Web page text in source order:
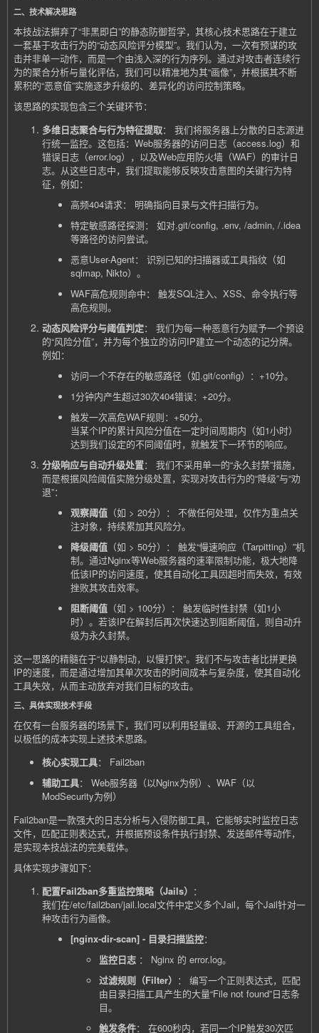
二、技术解决思路
本技战法摒弃了“非黑即白”的静态防御哲学，其核心技术思路在于建立
一套基于攻击行为的“动态风险评分模型”。我们认为，一次有预谋的攻
击并非单一动作，而是一个由浅入深的行为序列。通过对攻击者连续行
为的聚合分析与量化评估，我们可以精准地为其“画像”，并根据其不断
累积的“恶意值”实施逐步升级的、差异化的访问控制策略。
该思路的实现包含三个关键环节：
多维日志聚合与行为特征提取： 我们将服务器上分散的日志源进
行统一监控。这包括：Web服务器的访问日志（access.log）和
错误日志（error.log），以及Web应用防火墙（WAF）的审计日
志。从这些日志中，我们提取能够反映攻击意图的关键行为特
征，例如：
高频404请求： 明确指向目录与文件扫描行为。
特定敏感路径探测： 如对.git/config, .env, /admin, /.idea
等路径的访问尝试。
恶意User-Agent： 识别已知的扫描器或工具指纹（如
sqlmap, Nikto）。
WAF高危规则命中： 触发SQL注入、XSS、命令执行等
高危规则。
动态风险评分与阈值判定： 我们为每一种恶意行为赋予一个预设
的“风险分值”，并为每个独立的访问IP建立一个动态的记分牌。
例如：
访问一个不存在的敏感路径（如.git/config）：+10分。
1分钟内产生超过30次404错误：+20分。
触发一次高危WAF规则：+50分。
当某个IP的累计风险分值在一定时间周期内（如1小时）
达到我们设定的不同阈值时，就触发下一环节的响应。
分级响应与自动升级处置： 我们不采用单一的“永久封禁”措施，
而是根据风险阈值实施分级处置，实现对攻击行为的“降级”与“劝
退”：
观察阈值 （如 > 20分）： 不做任何处理，仅作为重点关
注对象，持续累加其风险分。
降级阈值 （如 > 50分）： 触发“慢速响应（Tarpitting）”机
制。通过Nginx等Web服务器的速率限制功能，极大地降
低该IP的访问速度，使其自动化工具因超时而失效，有效
挫败其攻击效率。
阻断阈值 （如 > 100分）： 触发临时性封禁（如1小
时）。若该IP在解封后再次快速达到阻断阈值，则自动升
级为永久封禁。
这一思路的精髓在于“以静制动，以慢打快”。我们不与攻击者比拼更换
IP的速度，而是通过增加其单次攻击的时间成本与复杂度，使其自动化
工具失效，从而主动放弃对我们目标的攻击。
三、具体实现技术手段
在仅有一台服务器的场景下，我们可以利用轻量级、开源的工具组合，
以极低的成本实现上述技术思路。
核心实现工具： Fail2ban
辅助工具： Web服务器（以Nginx为例）、WAF（以
ModSecurity为例）
Fail2ban是一款强大的日志分析与入侵防御工具，它能够实时监控日志
文件，匹配正则表达式，并根据预设条件执行封禁、发送邮件等动作，
是实现本技战法的完美载体。
具体实现步骤如下：
配置Fail2ban多重监控策略（Jails） ：
我们在/etc/fail2ban/jail.local文件中定义多个Jail，每个Jail针对一
种攻击行为画像。
[nginx-dir-scan] - 目录扫描监控：
监控日志 ： Nginx 的 error.log。
过滤规则（Filter） ： 编写一个正则表达式，匹配
由目录扫描工具产生的大量“File not found”日志条
目。
触发条件： 在600秒内，若同一个IP触发30次匹